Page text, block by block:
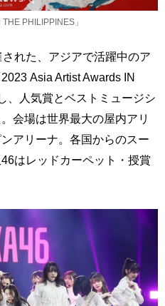
PHILIPPINES」
れた、アジアで活躍中のア
Asia Artist Awards IN
、人気賞とベストミュージシ
会場は世界最大の屋内アリ
アリーナ。各国からのスー
はレッドカーペット・授賞